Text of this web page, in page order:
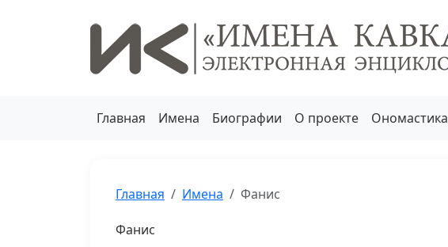
Главная Имена Биографии О проекте Ономастика
Главная Имена Фанис
Фанис